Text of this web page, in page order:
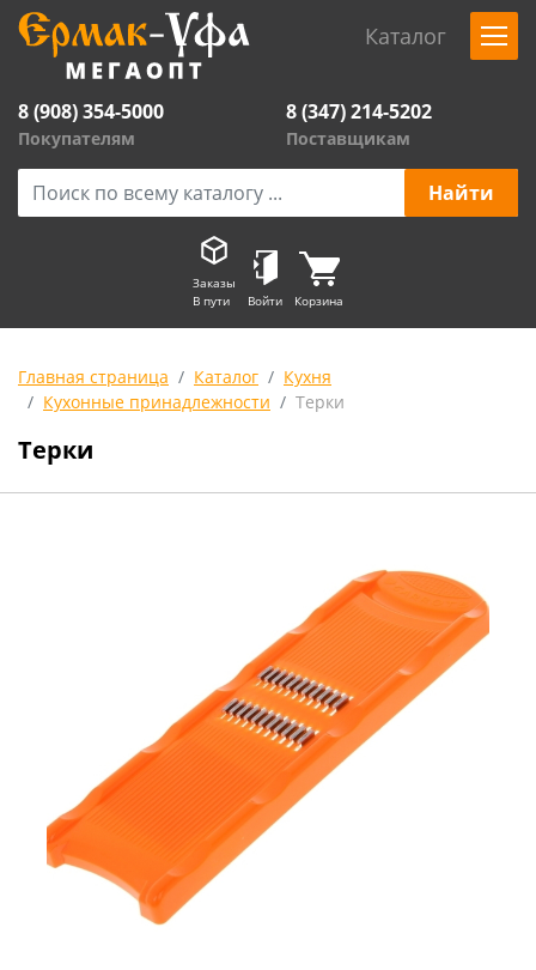
Каталог
8 (908) 354-5000
Покупателям
8 (347) 214-5202
Поставщикам
Заказы
В пути
Войти Корзина
Главная страница Каталог
Кухня
Кухонные принадлежности
Терки
Терки